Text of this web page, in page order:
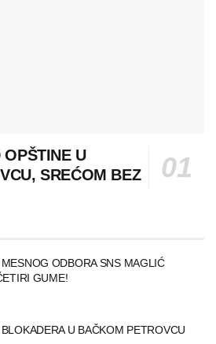
U
SREĆOM BEZ
ODBORA SNS MAGLIĆ
GUME!
U BAČKOM PETROVCU